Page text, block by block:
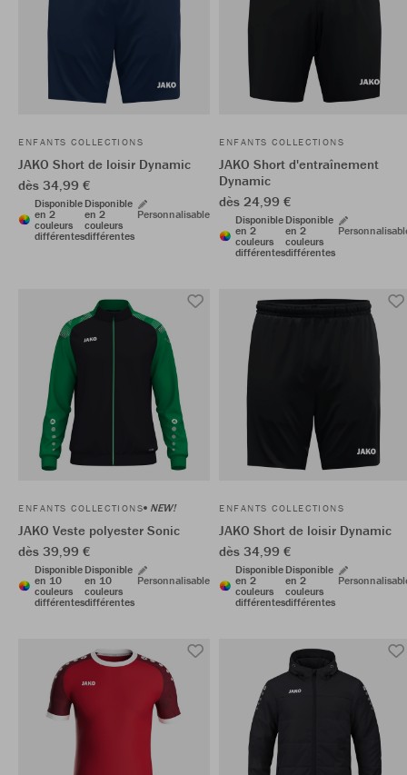
ENFANTS COLLECTIONS
JAKO Short de loisir Dynamic
dès 34,99 €
Disponible
en 2
couleurs
différentes
Disponible
en 2
couleurs
différentes
Personnalisable
ENFANTS COLLECTIONS
JAKO Short d'entraînement
Dynamic
dès 24,99 €
Disponible
en 2
couleurs
différentes
Disponible
en 2
couleurs
différentes
ENFANTS COLLECTIONS NEW!
JAKO Veste polyester Sonic
dès 39,99 €
Disponible
en 10
couleurs
différentes
Disponible
en 10
couleurs
différentes
Personnalisable
ENFANTS COLLECTIONS
JAKO Short de loisir Dynamic
dès 34,99 €
Disponible
en 2
couleurs
différentes
Disponible
en 2
couleurs
différentes